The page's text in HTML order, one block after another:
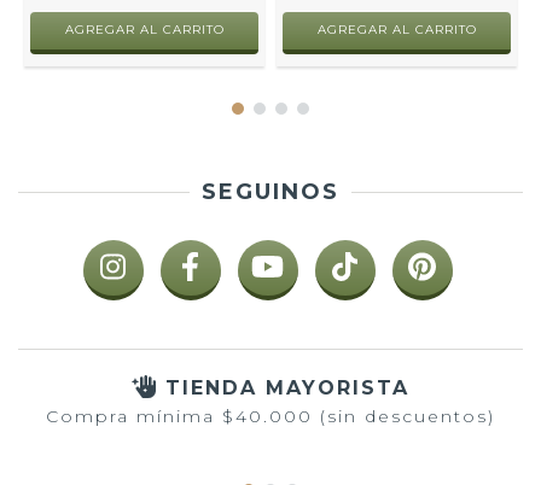
SEGUINOS
TIENDA MAYORISTA
Compra mínima $40.000 (sin descuentos)